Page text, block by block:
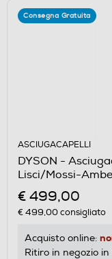
Consegna Gratuita
ASCIUGACAPELLI
DYSON -
Lisci/Mossi-
€ 499,00
€ 499,00consigliato
Acquisto online:
Ritiro in negozio